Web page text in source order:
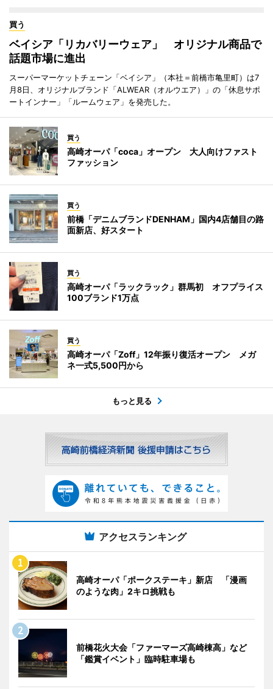
買う
ベイシア「リカバリーウェア」 オリジナル商品で
話題市場に進出
スーパーマーケットチェーン「ベイシア」（本社＝前橋市亀里町）は7
月8日、オリジナルブランド「ALWEAR（オルウエア）」の「休息サポ
ートインナー」「ルームウェア」を発売した。
買う
高崎オーパ「coca」オープン 大人向けファスト
ファッション
買う
前橋「デニムブランドDENHAM」国内4店舗目の路
面新店、好スタート
買う
高崎オーパ「ラックラック」群馬初 オフプライス
100ブランド1万点
買う
高崎オーパ「Zoff」12年振り復活オープン メガ
ネ一式5,500円から
もっと見る
アクセスランキング
高崎オーパ「ポークステーキ」新店 「漫画
のような肉」2キロ挑戦も
前橋花火大会「ファーマーズ高崎棟高」など
「鑑賞イベント」臨時駐車場も